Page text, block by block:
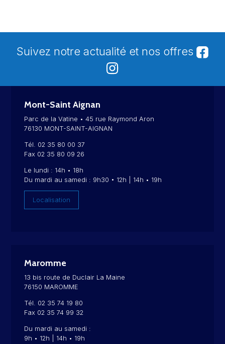
Suivez notre actualité et nos offres
Mont-Saint Aignan
Parc de la Vatine • 45 rue Raymond Aron
76130 MONT-SAINT-AIGNAN
Tél. 02 35 80 00 37
Fax 02 35 80 09 26
Le lundi : 14h • 18h
Du mardi au samedi : 9h30 • 12h | 14h • 19h
Localisation
Maromme
13 bis route de Duclair La Maine
76150 MAROMME
Tél. 02 35 74 19 80
Fax 02 35 74 99 32
Du mardi au samedi :
9h • 12h | 14h • 19h